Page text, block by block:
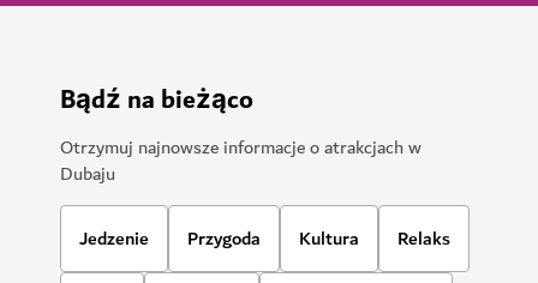
Bądź na bieżąco
Otrzymuj najnowsze informacje o atrakcjach w
Dubaju
Jedzenie Przygoda Kultura Relaks